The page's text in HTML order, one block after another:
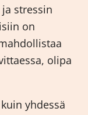
stressin
on
olipa
yhdessä